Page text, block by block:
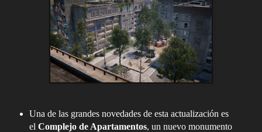
Una de las grandes novedades de esta actualización es
el Complejo de Apartamentos, un nuevo monumento